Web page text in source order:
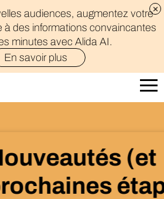
audiences, augmentez votre
à des informations convaincantes
minutes avec Alida AI.
En savoir plus
(et
étapes)